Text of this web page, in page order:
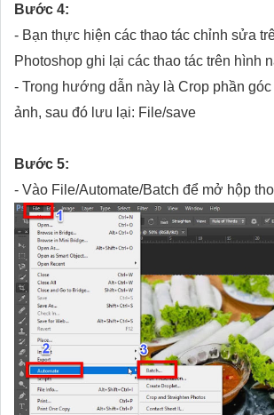
Bước 4:
- Bạn thực hiện các thao tác chỉnh sửa
Photoshop ghi lại các thao tác trên hình
- Trong hướng dẫn này là Crop phần
ảnh, sau đó lưu lại: File/save
Bước 5:
- Vào File/Automate/Batch để mở hộp